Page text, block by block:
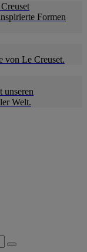
Formen
von Le Creuset.
unseren
Welt.